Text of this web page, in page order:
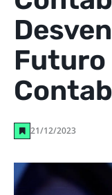
Futuro
21/12/2023